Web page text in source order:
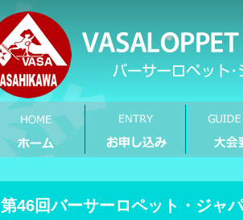
第46回バーサーロペット・ジャ